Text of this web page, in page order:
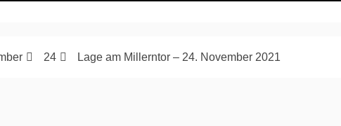
24 Lage am Millerntor – 24. November 2021